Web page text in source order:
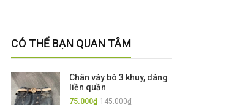
CÓ THỂ BẠN QUAN TÂM
Chân váy bò 3 khuy, dáng
liền quần
75.000₫ 145.000₫